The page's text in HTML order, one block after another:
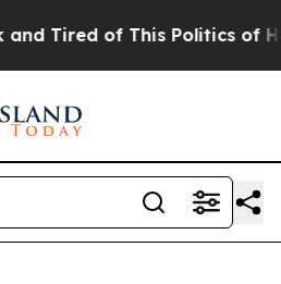
Tired of This Politics of